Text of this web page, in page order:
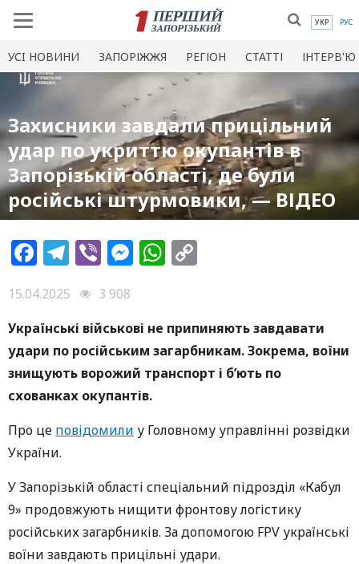
УКР РУС
УСI НОВИНИ ЗАПОРІЖЖЯ РЕГІОН СТАТТІ ІНТЕРВ'Ю
Захисники завдали прицільний
удар по укриттю окупантів в
Запорізькій області, де були
російські штурмовики, — ВІДЕО
Facebook
Telegram
ViberMessenger
WhatsApp
15.04.2025
3 908
Українські військові не припиняють завдавати
удари по російським загарбникам. Зокрема, воїни
знищують ворожий транспорт і б’ють по
схованках окупантів.
Про це повідомили у Головному управлінні розвідки
України.
У Запорізькій області спеціальний підрозділ «Кабул
9» продовжують нищити фронтову логістику
російських загарбників. За допомогою FPV українські
воїни завдають прицільні удари.